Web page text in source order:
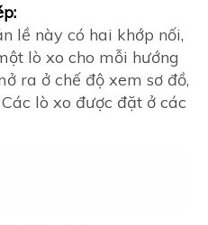
lề này có hai khớp nối,
lò xo cho mỗi hướng
ra ở chế độ xem sơ đồ,
lò xo được đặt ở các